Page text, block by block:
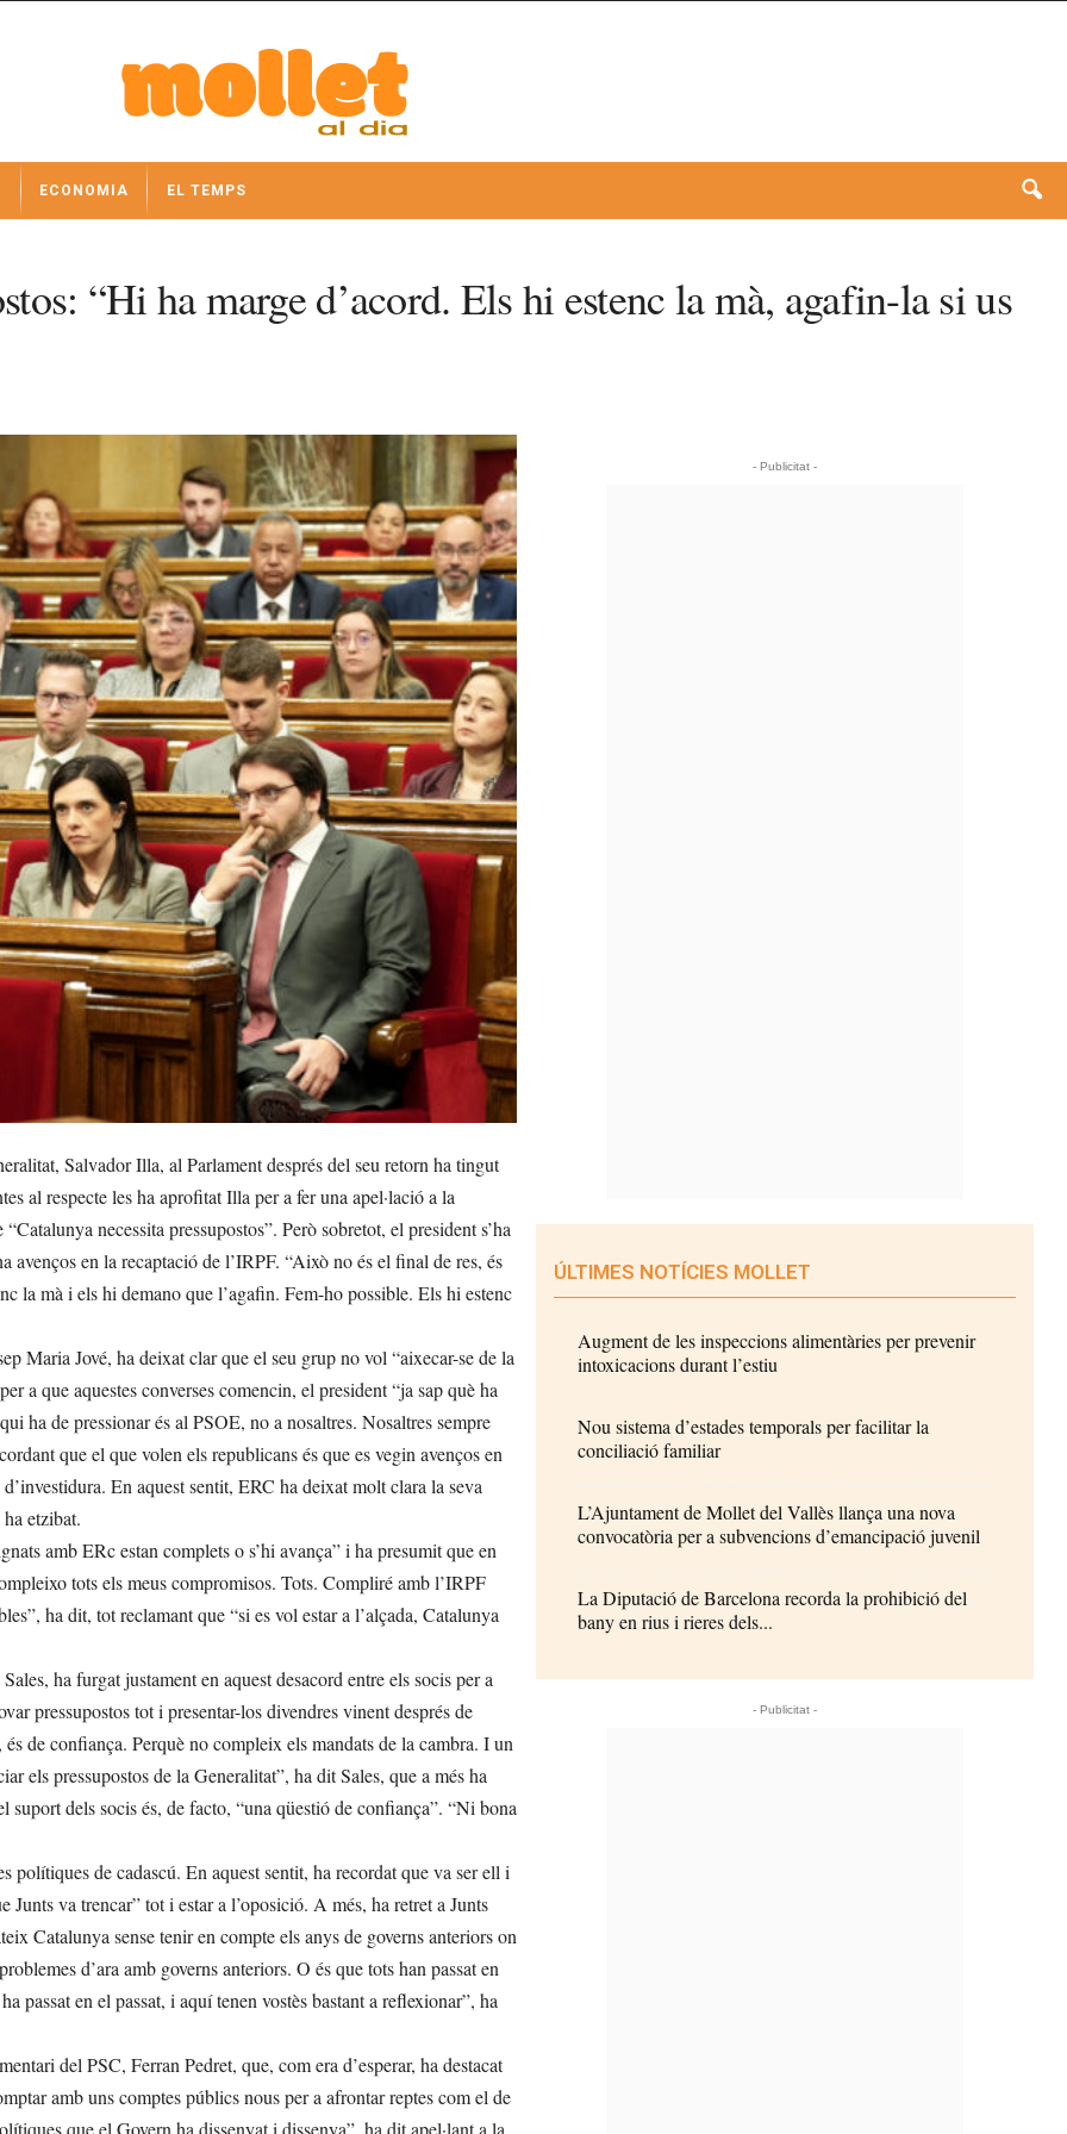
ECONOMIA EL TEMPS
“Hi ha marge d’acord. Els hi estenc la mà, agafin-la si us
Salvador Illa, al Parlament després del seu retorn ha tingut
al respecte les ha aprofitat Illa per a fer una apel·lació a la
necessita pressupostos”. Però sobretot, el president s’ha
en la recaptació de l’IRPF. “Això no és el final de res, és
la mà i els hi demano que l’agafin. Fem-ho possible. Els hi estenc
Maria Jové, ha deixat clar que el seu grup no vol “aixecar-se de la
a que aquestes converses comencin, el president “ja sap què ha
ha de pressionar és al PSOE, no a nosaltres. Nosaltres sempre
que el que volen els republicans és que es vegin avenços en
En aquest sentit, ERC ha deixat molt clara la seva
etzibat.
amb ERc estan complets o s’hi avança” i ha presumit que en
tots els meus compromisos. Tots. Compliré amb l’IRPF
ha dit, tot reclamant que “si es vol estar a l’alçada, Catalunya
ha furgat justament en aquest desacord entre els socis per a
pressupostos tot i presentar-los divendres vinent després de
de confiança. Perquè no compleix els mandats de la cambra. I un
els pressupostos de la Generalitat”, ha dit Sales, que a més ha
suport dels socis és, de facto, “una qüestió de confiança”. “Ni bona
polítiques de cadascú. En aquest sentit, ha recordat que va ser ell i
va trencar” tot i estar a l’oposició. A més, ha retret a Junts
Catalunya sense tenir en compte els anys de governs anteriors on
d’ara amb governs anteriors. O és que tots han passat en
passat en el passat, i aquí tenen vostès bastant a reflexionar”, ha
del PSC, Ferran Pedret, que, com era d’esperar, ha destacat
amb uns comptes públics nous per a afrontar reptes com el de
que el Govern ha dissenyat i dissenya”, ha dit apel·lant a la
- Publicitat -
ÚLTIMES NOTÍCIES MOLLET
Augment de les inspeccions alimentàries per prevenir
intoxicacions durant l’estiu
Nou sistema d’estades temporals per facilitar la
conciliació familiar
L’Ajuntament de Mollet del Vallès llança una nova
convocatòria per a subvencions d’emancipació juvenil
La Diputació de Barcelona recorda la prohibició del
bany en rius i rieres dels...
- Publicitat -